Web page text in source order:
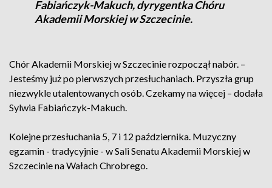
Fabiańczyk-Makuch, dyrygentka Chóru
Akademii Morskiej w Szczecinie.
Chór Akademii Morskiej w Szczecinie rozpoczął nabór. –
Jesteśmy już po pierwszych przesłuchaniach. Przyszła grup
niezwykle utalentowanych osób. Czekamy na więcej – dodała
Sylwia Fabiańczyk-Makuch.
Kolejne przesłuchania 5, 7 i 12 października. Muzyczny
egzamin - tradycyjnie - w Sali Senatu Akademii Morskiej w
Szczecinie na Wałach Chrobrego.